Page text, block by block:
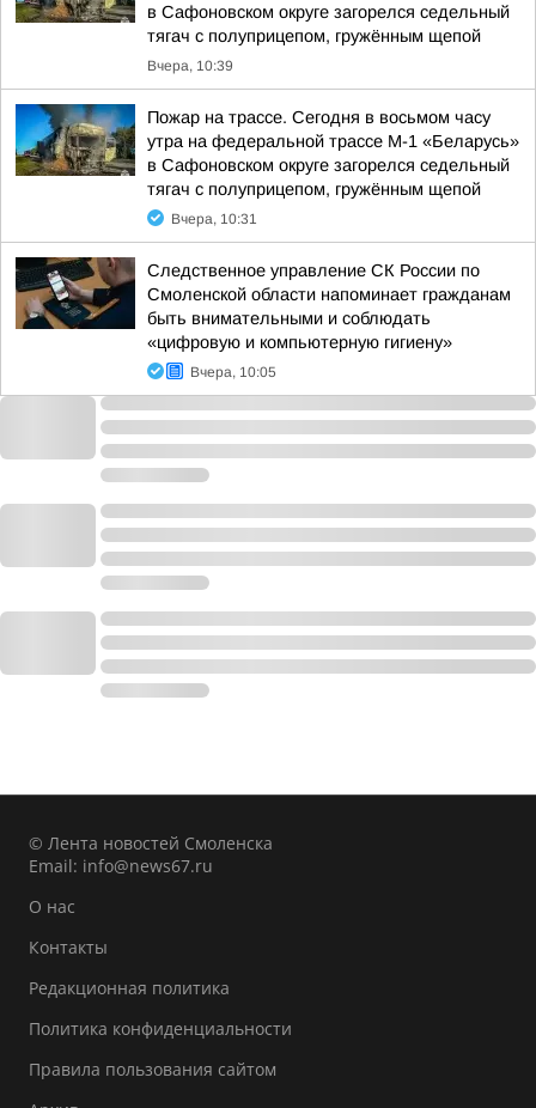
в Сафоновском округе загорелся седельный
тягач с полуприцепом, гружённым щепой
Вчера, 10:39
Пожар на трассе. Сегодня в восьмом часу
утра на федеральной трассе М-1 «Беларусь»
в Сафоновском округе загорелся седельный
тягач с полуприцепом, гружённым щепой
Вчера, 10:31
Следственное управление СК России по
Смоленской области напоминает гражданам
быть внимательными и соблюдать
«цифровую и компьютерную гигиену»
Вчера, 10:05
© Лента новостей Смоленска
Email: info@news67.ru
О нас
Контакты
Редакционная политика
Политика конфиденциальности
Правила пользования сайтом